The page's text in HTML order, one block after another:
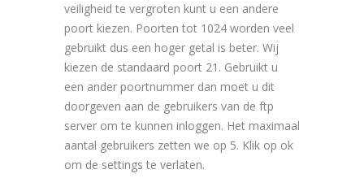
veiligheid te vergroten kunt u een andere
poort kiezen. Poorten tot 1024 worden veel
gebruikt dus een hoger getal is beter. Wij
kiezen de standaard poort 21. Gebruikt u
een ander poortnummer dan moet u dit
doorgeven aan de gebruikers van de ftp
server om te kunnen inloggen. Het maximaal
aantal gebruikers zetten we op 5. Klik op ok
om de settings te verlaten.